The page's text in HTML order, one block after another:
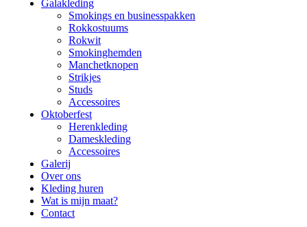
Galakleding
Smokings en businesspakken
Rokkostuums
Rokwit
Smokinghemden
Manchetknopen
Strikjes
Studs
Accessoires
Oktoberfest
Herenkleding
Dameskleding
Accessoires
Galerij
Over ons
Kleding huren
Wat is mijn maat?
Contact